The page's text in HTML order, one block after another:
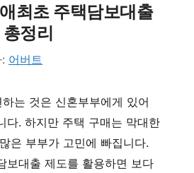
최초 주택담보대출
정리
어버트
는 것은 신혼부부에게 있어
다. 하지만 주택 구매는 막대한
은 부부가 고민에 빠집니다.
보대출 제도를 활용하면 보다